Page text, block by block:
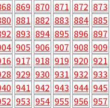
869 870 871 872 873
881 882 883 884 885
893 894 895 896 897
905 906 907 908 909
917 918 919 920 921
929 930 931 932 933
941 942 943 944 945
953 954 955 956 957